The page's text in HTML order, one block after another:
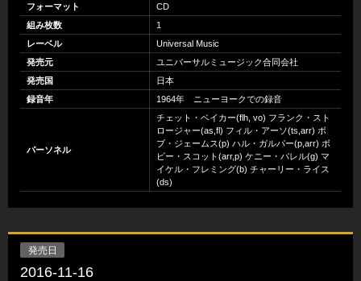
フォーマット
CD
組み枚数
1
レーベル
Universal Music
発売元
ユニバーサルミュージック合同会社
発売国
日本
録音年
1964年 ニューヨークでの録音
パーソネル
チェット・ベイカー(flh, vo) フランク・スト
ロージャー(as,fl) フィル・アーソ(ts,arr) ボ
ブ・ジェームス(p) ハル・ガルパー(p,arr) ボ
ビー・スコット(arr,p) ケニー・バレル(g) マ
イケル・フレミング(b) チャーリー・ライス
(ds)
発売日
2016-11-16